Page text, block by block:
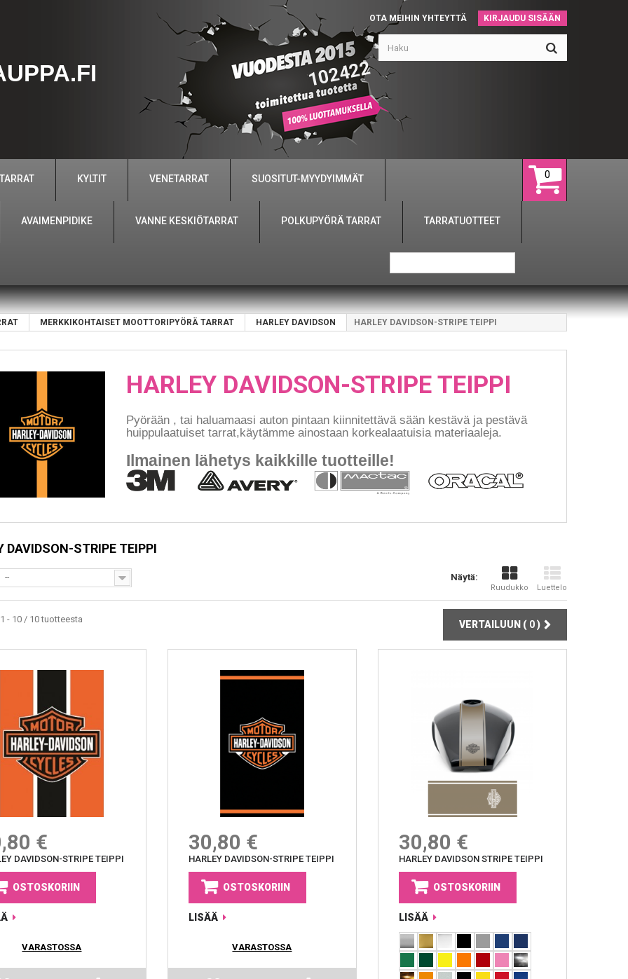
KIRJAUDU SISÄÄN
OTA MEIHIN YHTEYTTÄ
102422
0
KYLTIT VENETARRAT SUOSITUT-MYYDYIMMÄT
AVAIMENPIDIKE VANNE KESKIÖTARRAT POLKUPYÖRÄ TARRAT TARRATUOTTEET
MERKKIKOHTAISET MOOTTORIPYÖRÄ TARRAT HARLEY DAVIDSON HARLEY DAVIDSON-STRIPE TEIPPI
HARLEY DAVIDSON-STRIPE TEIPPI
Pyörään , tai haluamaasi auton pintaan kiinnitettävä sään kestävä ja pestävä
huippulaatuiset tarrat,käytämme ainostaan korkealaatuisia materiaaleja.
Ilmainen lähetys kaikkille tuotteille!
DAVIDSON-STRIPE TEIPPI
Näytä:
Ruudukko Luettelo
--
VERTAILUUN ( 0)
- 10 / 10 tuotteesta
€
DAVIDSON-STRIPE TEIPPI
OSTOSKORIIN
VARASTOSSA
30,80 €
HARLEY DAVIDSON-STRIPE TEIPPI
OSTOSKORIIN
LISÄÄ
VARASTOSSA
30,80 €
HARLEY DAVIDSON STRIPE TEIPPI
OSTOSKORIIN
LISÄÄ